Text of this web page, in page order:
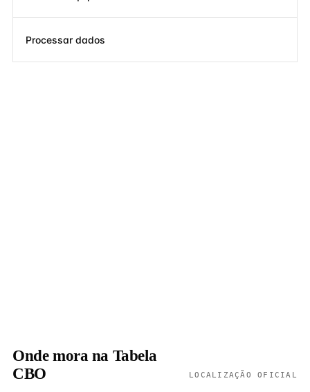
Processar dados
Onde mora na Tabela
CBO
LOCALIZAÇÃO OFICIAL